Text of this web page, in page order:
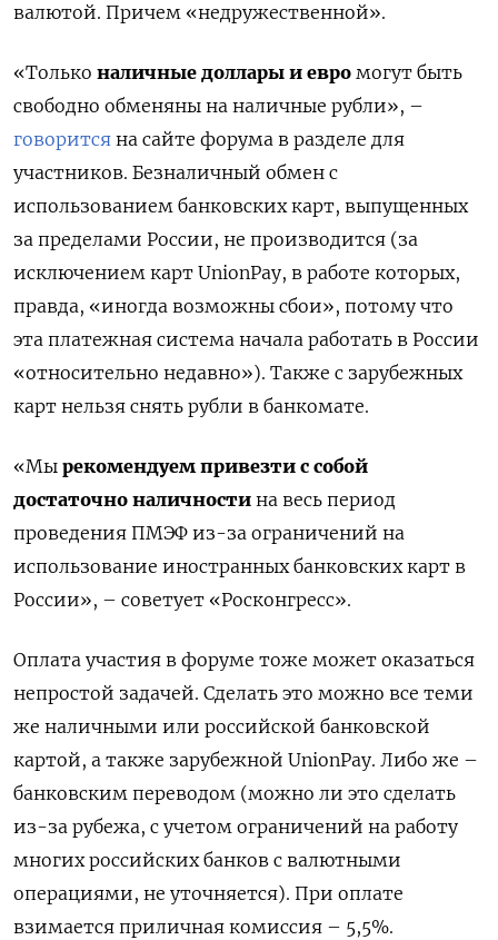
валютой. Причем «недружественной».
«Только наличные доллары и евро могут быть
свободно обменяны на наличные рубли», –
говорится на сайте форума в разделе для
участников. Безналичный обмен с
использованием банковских карт, выпущенных
за пределами России, не производится (за
исключением карт UnionPay, в работе которых,
правда, «иногда возможны сбои», потому что
эта платежная система начала работать в России
«относительно недавно»). Также с зарубежных
карт нельзя снять рубли в банкомате.
«Мы рекомендуем привезти с собой
достаточно наличности на весь период
проведения ПМЭФ из-за ограничений на
использование иностранных банковских карт в
России», – советует «Росконгресс».
Оплата участия в форуме тоже может оказаться
непростой задачей. Сделать это можно все теми
же наличными или российской банковской
картой, а также зарубежной UnionPay. Либо же –
банковским переводом (можно ли это сделать
из-за рубежа, с учетом ограничений на работу
многих российских банков с валютными
операциями, не уточняется). При оплате
взимается приличная комиссия – 5,5%.